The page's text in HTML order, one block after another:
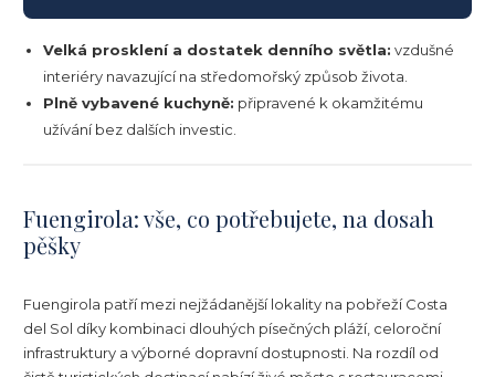
Velká prosklení a dostatek denního světla: vzdušné
interiéry navazující na středomořský způsob života.
Plně vybavené kuchyně: připravené k okamžitému
užívání bez dalších investic.
Fuengirola: vše, co potřebujete, na dosah
pěšky
Fuengirola patří mezi nejžádanější lokality na pobřeží Costa
del Sol díky kombinaci dlouhých písečných pláží, celoroční
infrastruktury a výborné dopravní dostupnosti. Na rozdíl od